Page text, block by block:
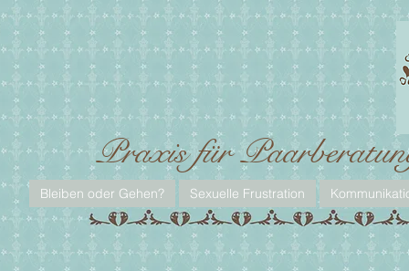
Praxis für
Bleiben oder Gehen? Sexuelle Frustration